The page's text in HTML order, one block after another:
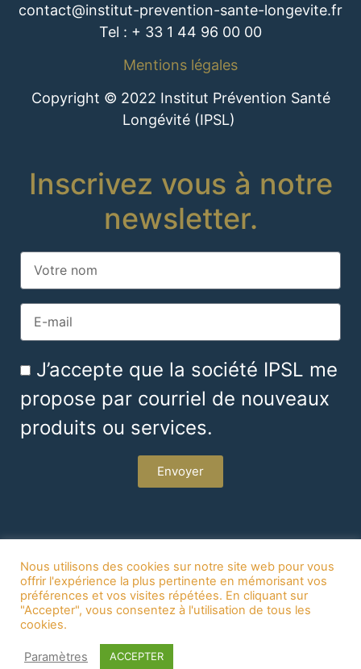
contact@institut-prevention-sante-longevite.fr
Tel : + 33 1 44 96 00 00
Mentions légales
Copyright © 2022 Institut Prévention Santé
Longévité (IPSL)
Inscrivez vous à notre
newsletter.
J’accepte que la société IPSL me
propose par courriel de nouveaux
produits ou services.
Envoyer
Copyright 2026
Alioze - Agence de communication santé et médical
Nous utilisons des cookies sur notre site web pour vous
offrir l'expérience la plus pertinente en mémorisant vos
préférences et vos visites répétées. En cliquant sur
"Accepter", vous consentez à l'utilisation de tous les
cookies.
Paramètres ACCEPTER